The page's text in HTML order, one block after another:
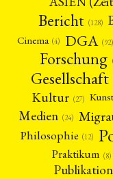
Bericht (128)
Cinema (4) DGA (92)
Forschung
Gesellschaft
Kultur (27)
Medien (24)
Philosophie (12)
Praktikum (8)
Publikation